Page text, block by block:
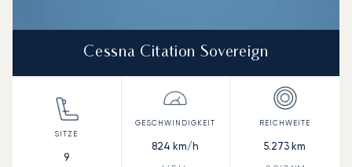
Cessna Citation Sovereign
9
824 km/h 5.273 km